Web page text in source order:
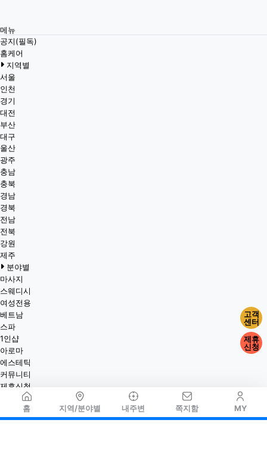
홈 지역/분야별 내주변 쪽지함 MY
메뉴
공지(필독)
홈케어
지역별
서울
인천
경기
대전
부산
대구
울산
광주
충남
충북
경남
경북
전남
전북
강원
제주
분야별
마사지
스웨디시
여성전용
베트남
스파
1인샵
아로마
에스테틱
커뮤니티
제휴신청
고객
센터
제휴
신청